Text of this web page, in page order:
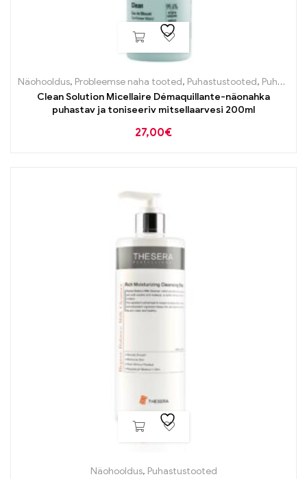
Näohooldus, Probleemse naha tooted, Puhastustooted, Puhastustooted
Clean Solution Micellaire Démaquillante-näonahka
puhastav ja toniseeriv mitsellaarvesi 200ml
27,00€
Näohooldus, Puhastustooted